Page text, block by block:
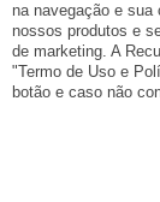
© 2020 EconoTravel by RCA -
na navegação e
nossos produtos e
de marketing. A
"Termo de Uso e
botão e caso não